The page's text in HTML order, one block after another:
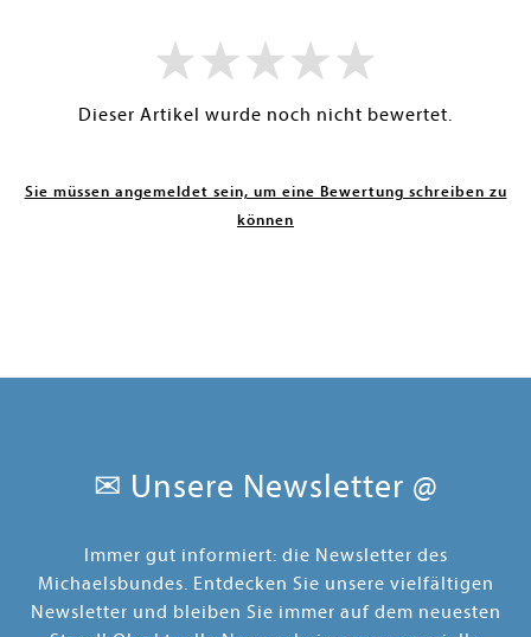
Dieser Artikel wurde noch nicht bewertet.
Sie müssen angemeldet sein, um eine Bewertung schreiben zu
können
✉ Unsere Newsletter @
Immer gut informiert: die Newsletter des
Michaelsbundes. Entdecken Sie unsere vielfältigen
Newsletter und bleiben Sie immer auf dem neuesten